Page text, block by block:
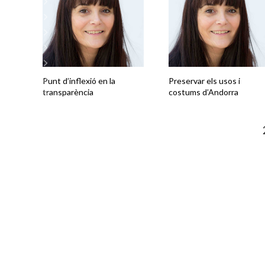
Punt d’inflexió en la
transparència
Preservar els usos i
costums d’Andorra